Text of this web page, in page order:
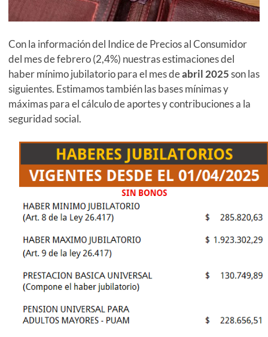
Con la información del Indice de Precios al Consumidor
del mes de febrero (2,4%) nuestras estimaciones del
haber mínimo jubilatorio para el mes deabril 2025son las
siguientes. Estimamos también las bases mínimas y
máximas para el cálculo de aportes y contribuciones a la
seguridad social.